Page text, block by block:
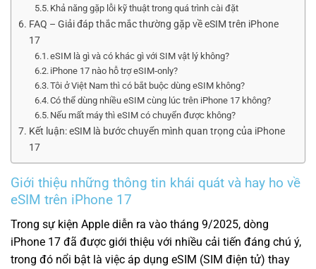
Khả năng gặp lỗi kỹ thuật trong quá trình cài đặt
FAQ – Giải đáp thắc mắc thường gặp về eSIM trên iPhone
17
eSIM là gì và có khác gì với SIM vật lý không?
iPhone 17 nào hỗ trợ eSIM‑only?
Tôi ở Việt Nam thì có bắt buộc dùng eSIM không?
Có thể dùng nhiều eSIM cùng lúc trên iPhone 17 không?
Nếu mất máy thì eSIM có chuyển được không?
Kết luận: eSIM là bước chuyển mình quan trọng của iPhone
17
Giới thiệu những thông tin khái quát và hay ho về
eSIM trên iPhone 17
Trong sự kiện Apple diễn ra vào tháng 9/2025, dòng
iPhone 17 đã được giới thiệu với nhiều cải tiến đáng chú ý,
trong đó nổi bật là việc áp dụng eSIM (SIM điện tử) thay